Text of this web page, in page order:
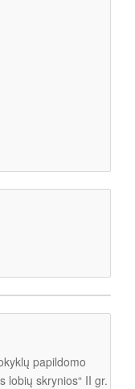
papildomo
lobių skrynios“ II gr.